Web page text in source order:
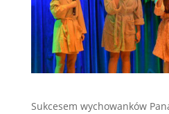
Sukcesem wychowanków